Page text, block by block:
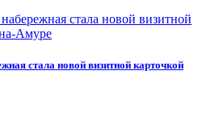
стала новой визитной карточкой